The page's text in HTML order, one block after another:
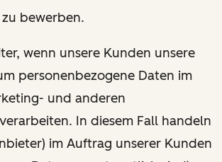
bewerben.
wenn unsere Kunden unsere
personenbezogene Daten im
und anderen
In diesem Fall handeln
im Auftrag unserer Kunden